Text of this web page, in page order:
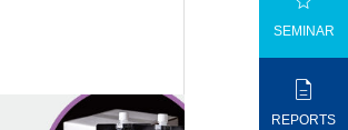
SEMINAR

REPORTS